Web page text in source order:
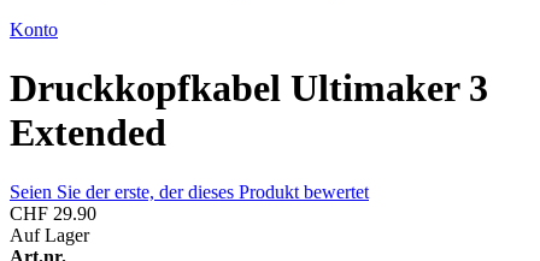
Konto
Druckkopfkabel Ultimaker 3
Extended
Seien Sie der erste, der dieses Produkt bewertet
CHF 29.90
Auf Lager
Art.nr.